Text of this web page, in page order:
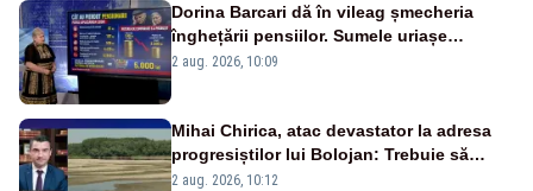
Dorina Barcari dă în vileag șmecheria
înghețării pensiilor. Sumele uriașe
pierdute de fiecare român
2 aug. 2026, 10:09
Mihai Chirica, atac devastator la adresa
progresiștilor lui Bolojan: Trebuie să
protejăm și natura, dar nu șținem omaneii
2 aug. 2026, 10:12